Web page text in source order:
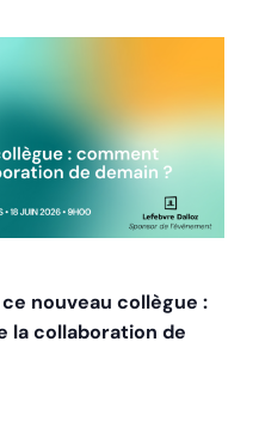
ce nouveau collègue :
la collaboration de